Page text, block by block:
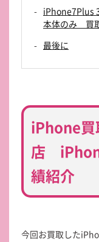
iPhone7Plus
本体のみ 買
最後に
iPhone買
店
績紹介
今回お買取した